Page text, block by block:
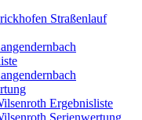
Straßenlauf
Ergebnisliste
Serienwertung